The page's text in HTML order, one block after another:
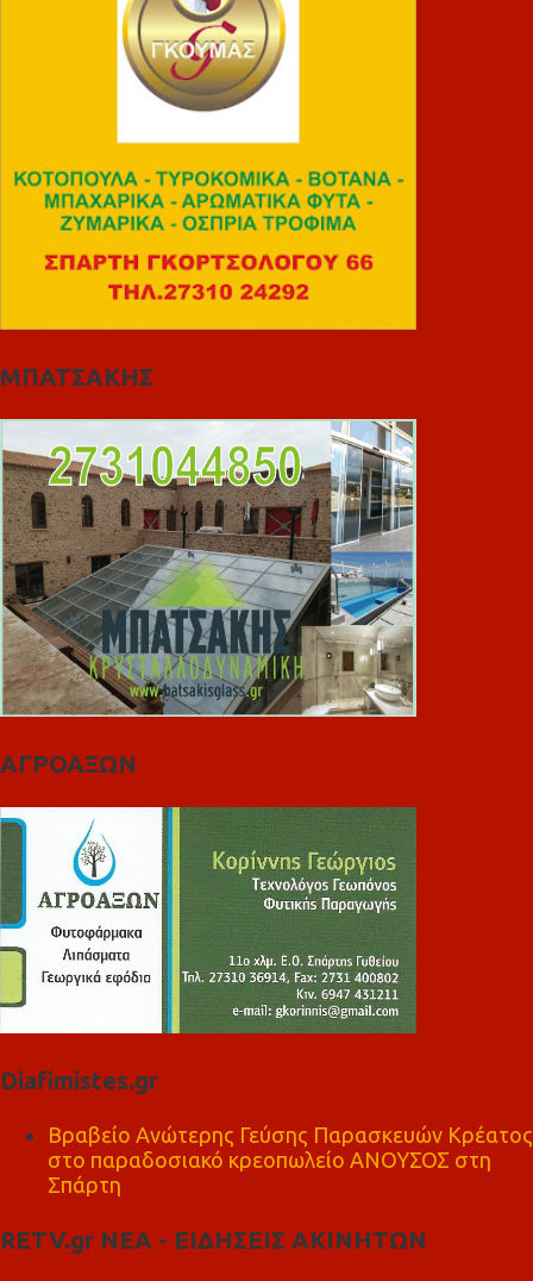
ΜΠΑΤΣΑΚΗΣ
ΑΓΡΟΑΞΩΝ
Diafimistes.gr
Βραβείο Ανώτερης Γεύσης Παρασκευών Κρέατος
στο παραδοσιακό κρεοπωλείο ΑΝΟΥΣΟΣ στη
Σπάρτη
RETV.gr ΝΕΑ - ΕΙΔΗΣΕΙΣ ΑΚΙΝΗΤΩΝ